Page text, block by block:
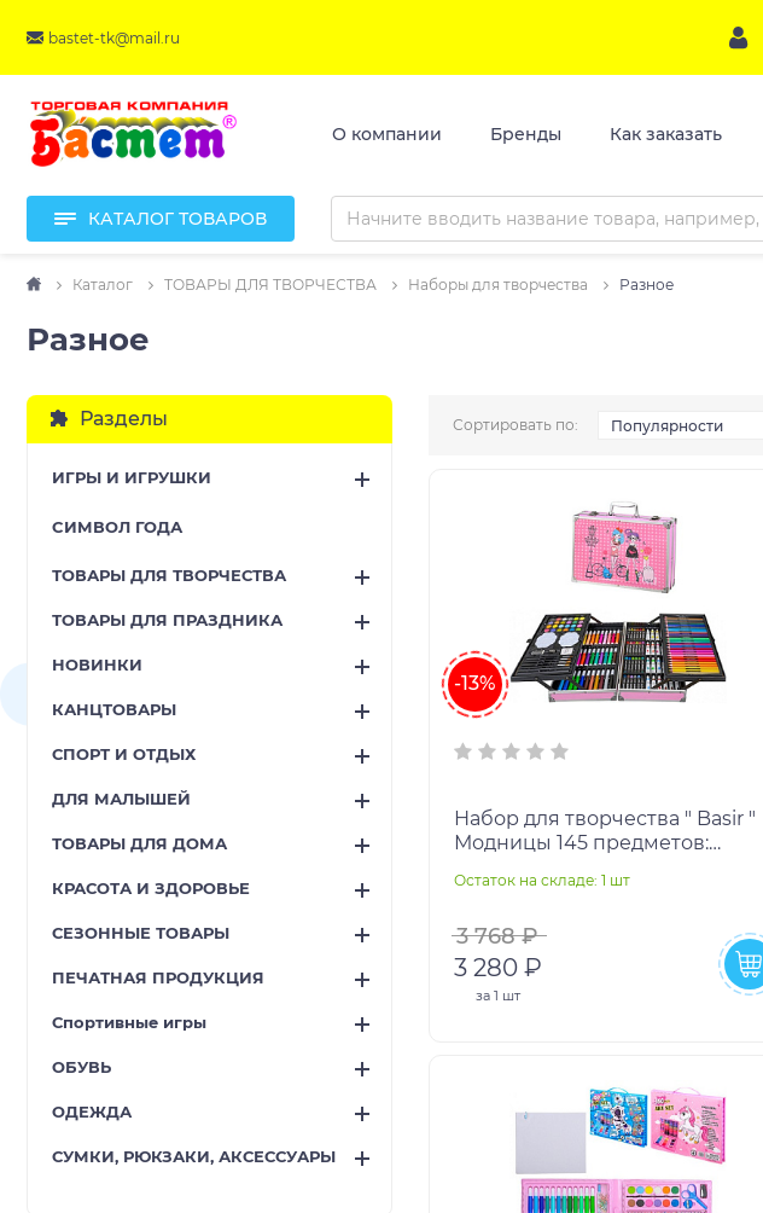
bastet-tk@mail.ru
О компании Бренды Как заказать
КАТАЛОГ ТОВАРОВ
Каталог ТОВАРЫ ДЛЯ ТВОРЧЕСТВА Наборы для творчества Разное
Разное
Разделы
ИГРЫ И ИГРУШКИ
CИМВОЛ ГОДА
ТОВАРЫ ДЛЯ ТВОРЧЕСТВА
ТОВАРЫ ДЛЯ ПРАЗДНИКА
НОВИНКИ
КАНЦТОВАРЫ
СПОРТ И ОТДЫХ
ДЛЯ МАЛЫШЕЙ
ТОВАРЫ ДЛЯ ДОМА
КРАСОТА И ЗДОРОВЬЕ
СЕЗОННЫЕ ТОВАРЫ
ПЕЧАТНАЯ ПРОДУКЦИЯ
Спортивные игры
ОБУВЬ
ОДЕЖДА
СУМКИ, РЮКЗАКИ, АКСЕССУАРЫ
Сортировать по: Популярности
-13%
Набор для творчества " Basir "
Модницы 145 предметов:
акварель- 24цв, аквар
Остаток на складе: 1 шт
3 768 ₽
3 280 ₽
за 1 шт